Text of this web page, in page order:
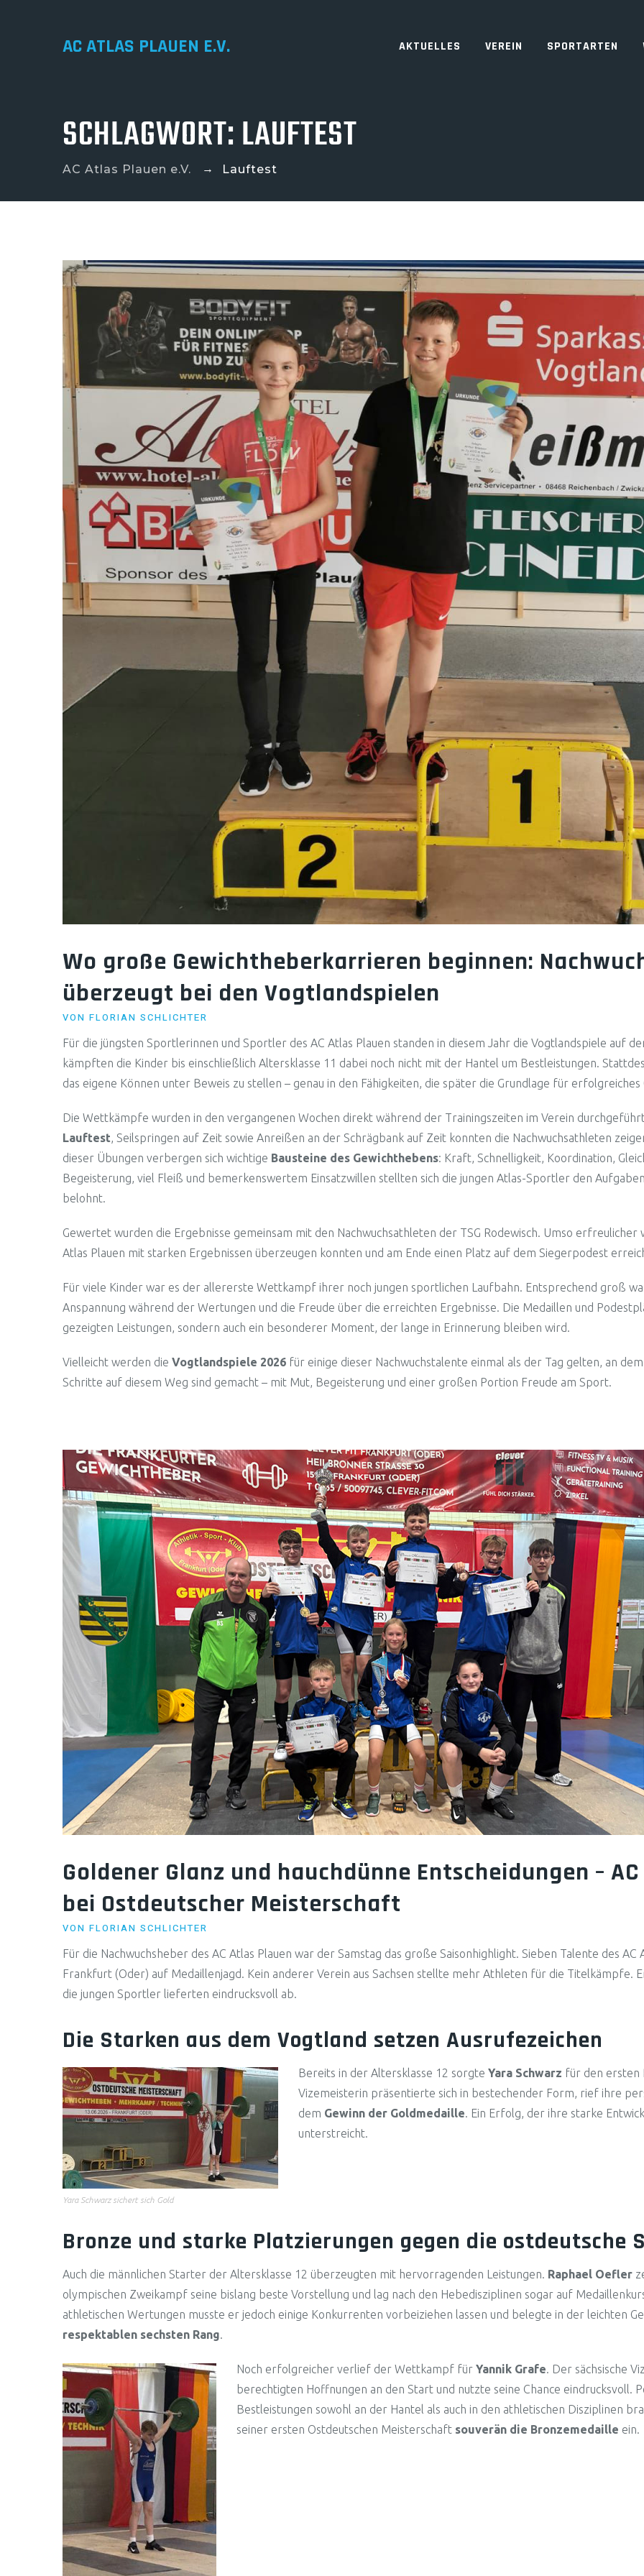
AC ATLAS PLAUEN E.V. AKTUELLES VEREIN SPORTARTEN
SCHLAGWORT:LAUFTEST
AC Atlas Plauen e.V. → Lauftest
Wo große Gewichtheberkarrieren beginnen:
überzeugt bei den Vogtlandspielen
VON FLORIAN SCHLICHTER
Für die jüngsten Sportlerinnen und Sportler des AC Atlas Plauen standen in diesem Jahr die Vogtlandspiele auf
kämpften die Kinder bis einschließlich Altersklasse 11 dabei noch nicht mit der Hantel um Bestleistungen.
das eigene Können unter Beweis zu stellen – genau in den Fähigkeiten, die später die Grundlage für
Die Wettkämpfe wurden in den vergangenen Wochen direkt während der Trainingszeiten im Verein
Lauftest, Seilspringen auf Zeit sowie Anreißen an der Schrägbank auf Zeit konnten die Nachwuchsathleten
dieser Übungen verbergen sich wichtige Bausteine des Gewichthebens: Kraft, Schnelligkeit, Koordination,
Begeisterung, viel Fleiß und bemerkenswertem Einsatzwillen stellten sich die jungen Atlas-Sportler den
belohnt.
Gewertet wurden die Ergebnisse gemeinsam mit den Nachwuchsathleten der TSG Rodewisch. Umso
Atlas Plauen mit starken Ergebnissen überzeugen konnten und am Ende einen Platz auf dem Siegerpodest
Für viele Kinder war es der allererste Wettkampf ihrer noch jungen sportlichen Laufbahn. Entsprechend groß
Anspannung während der Wertungen und die Freude über die erreichten Ergebnisse. Die Medaillen und
gezeigten Leistungen, sondern auch ein besonderer Moment, der lange in Erinnerung bleiben wird.
Vielleicht werden die Vogtlandspiele 2026 für einige dieser Nachwuchstalente einmal als der Tag gelten, an
Schritte auf diesem Weg sind gemacht – mit Mut, Begeisterung und einer großen Portion Freude am Sport.
Goldener Glanz und hauchdünne Entscheidungen –
bei Ostdeutscher Meisterschaft
VON FLORIAN SCHLICHTER
Für die Nachwuchsheber des AC Atlas Plauen war der Samstag das große Saisonhighlight. Sieben Talente des
Frankfurt (Oder) auf Medaillenjagd. Kein anderer Verein aus Sachsen stellte mehr Athleten für die Titelkämpfe.
die jungen Sportler lieferten eindrucksvoll ab.
Die Starken aus dem Vogtland setzen Ausrufezeichen
Yara Schwarz sichert sich Gold
Bereits in der Altersklasse 12 sorgte Yara Schwarz für den ersten
Vizemeisterin präsentierte sich in bestechender Form, rief ihre
dem Gewinn der Goldmedaille. Ein Erfolg, der ihre starke
unterstreicht.
Bronze und starke Platzierungen gegen die ostdeutsche
Auch die männlichen Starter der Altersklasse 12 überzeugten mit hervorragenden Leistungen. Raphael Oefler
olympischen Zweikampf seine bislang beste Vorstellung und lag nach den Hebedisziplinen sogar auf
athletischen Wertungen musste er jedoch einige Konkurrenten vorbeiziehen lassen und belegte in der leichten
respektablen sechsten Rang.
Noch erfolgreicher verlief der Wettkampf für Yannik Grafe. Der sächsische
berechtigten Hoffnungen an den Start und nutzte seine Chance eindrucksvoll.
Bestleistungen sowohl an der Hantel als auch in den athletischen Disziplinen
seiner ersten Ostdeutschen Meisterschaft souverän die Bronzemedaille ein.